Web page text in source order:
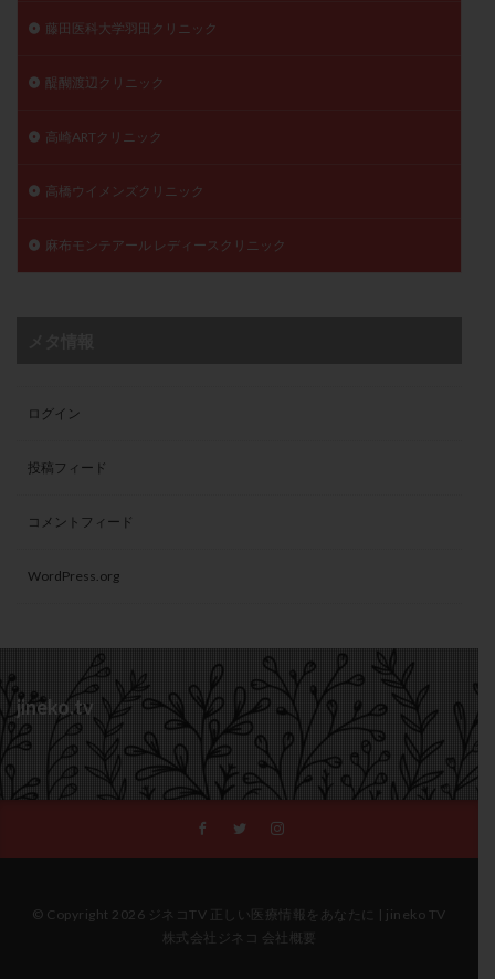
藤田医科大学羽田クリニック
醍醐渡辺クリニック
高崎ARTクリニック
高橋ウイメンズクリニック
麻布モンテアール レディースクリニック
ログイン
投稿フィード
コメントフィード
WordPress.org
jineko.tv
© Copyright 2026 ジネコTV 正しい医療情報をあなたに | jineko TV
株式会社ジネコ 会社概要